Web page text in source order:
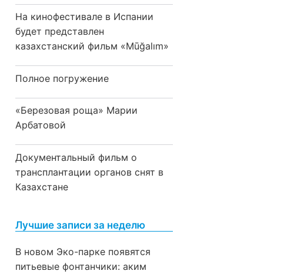
На кинофестивале в Испании
будет представлен
казахстанский фильм «Mūğalım»
Полное погружение
«Березовая роща» Марии
Арбатовой
Документальный фильм о
трансплантации органов снят в
Казахстане
Лучшие записи за неделю
В новом Эко-парке появятся
питьевые фонтанчики: аким